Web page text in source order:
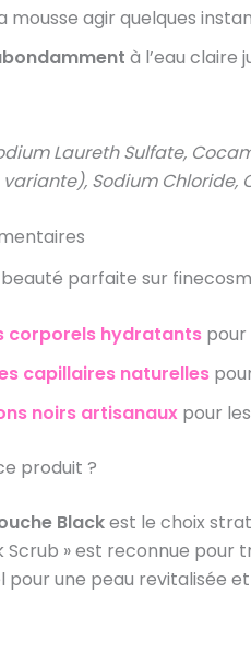
mousse agir quelques
à l’eau claire
Laureth Sulfate,
Sodium Chloride,
parfaite sur
corporels hydratants pour
capillaires naturelles
noirs artisanaux pour
produit ?
Blackest le choix
Scrub » est reconnue
pour une peau revitalisée